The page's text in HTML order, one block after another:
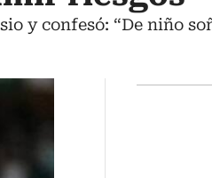
y confesó: “De niño